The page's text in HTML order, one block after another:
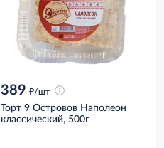
389 д/шт
Торт 9 Островов Наполеон
классический, 500г